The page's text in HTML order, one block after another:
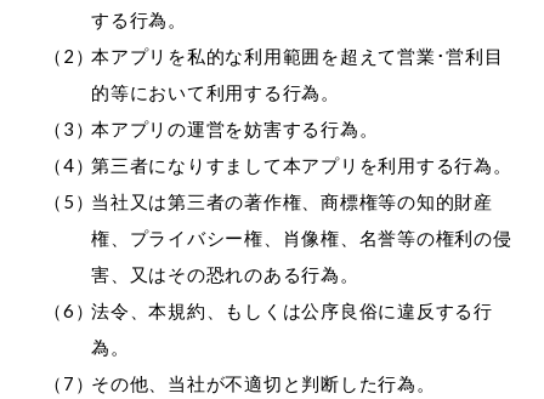
する行為。
本アプリを私的な利用範囲を超えて営業･営利目
的等において利用する行為。
本アプリの運営を妨害する行為。
第三者になりすまして本アプリを利用する行為。
当社又は第三者の著作権、商標権等の知的財産
権、プライバシー権、肖像権、名誉等の権利の侵
害、又はその恐れのある行為。
法令、本規約、もしくは公序良俗に違反する行
為。
その他、当社が不適切と判断した行為。